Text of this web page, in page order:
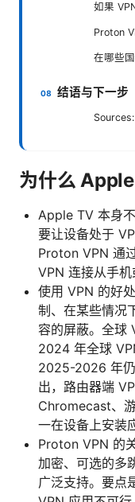
如果
Proton
在哪些
结语与下一步
Sources:
为什么
Apple TV 本身
要让设备处于
Proton VPN 通
VPN 连接从手机
使用 VPN 的好
制、在某些情况
容的屏蔽。全球
2024 年全球
2025-2026 年
出，路由器端
Chromecast、
一在设备上安装
Proton VPN 的
加密、可选的多
广泛支持。要点